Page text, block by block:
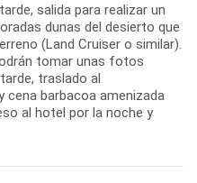
salida para realizar un
dunas del desierto que
(Land Cruiser o similar).
tomar unas fotos
traslado al
barbacoa amenizada
al hotel por la noche y